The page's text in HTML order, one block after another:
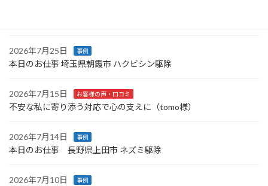
2026年7月25日 事例
本日のお仕事 埼玉県朝霞市 ハクビシン駆除
2026年7月15日 お客様の声・口コミ
不安な私に寄り添う対応で心の支えに（tomo様）
2026年7月14日 事例
本日のお仕事 長野県上田市 ネズミ駆除
2026年7月10日 事例